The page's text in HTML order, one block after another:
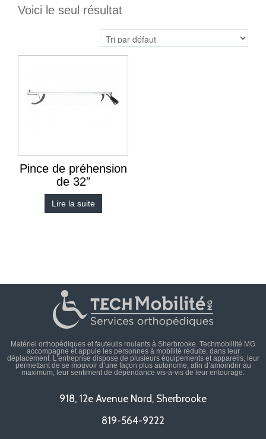
Voici le seul résultat
Pince de préhension
de 32″
Lire la suite
Matériel orthopédiques et fauteuils roulants à Sherbrooke. Techmobillité MG
accompagne et appuie les personnes à mobilité réduite, dans leur
déplacement. L’entreprise dispose de plusieurs équipements et appareils, leur
permettant de se mouvoir d’une façon plus autonome, afin d’amoindrir au
maximum, leur sentiment de dépendance vis-à-vis de leur entourage.
918, 12e Avenue Nord, Sherbrooke
819-564-9222